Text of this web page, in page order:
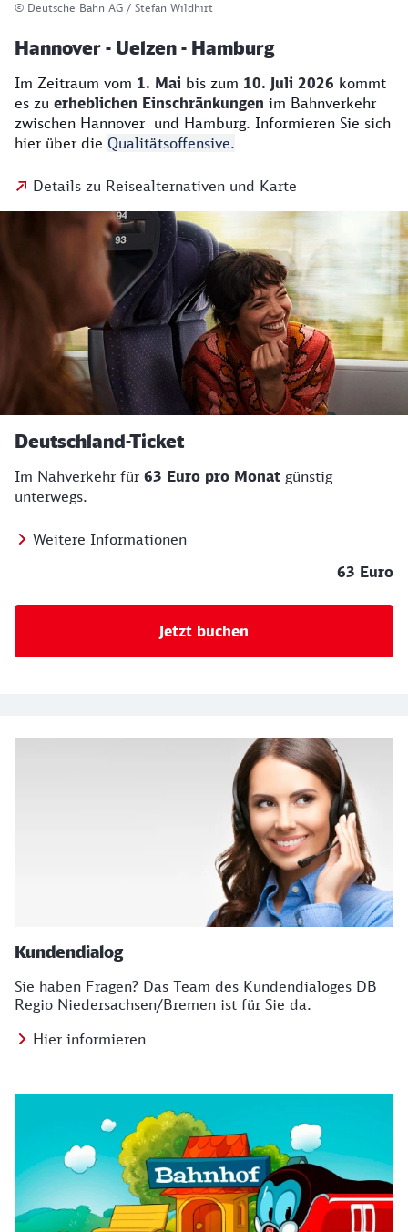
© Deutsche Bahn AG / Stefan Wildhirt
Hannover - Uelzen - Hamburg
Im Zeitraum vom 1. Mai bis zum 10. Juli 2026 kommt
es zu erheblichen Einschränkungen im Bahnverkehr
zwischen Hannover und Hamburg. Informieren Sie sich
hier über die Qualitätsoffensive.
Details zu Reisealternativen und Karte
Deutschland-Ticket
Im Nahverkehr für 63 Euro pro Monat günstig
unterwegs.
Weitere Informationen
63 Euro
Jetzt buchen
Kundendialog
Sie haben Fragen? Das Team des Kundendialoges DB
Regio Niedersachsen/Bremen ist für Sie da.
Hier informieren